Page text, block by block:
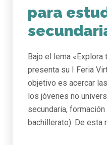
para
Bajo el lema
presenta su I Feria
objetivo es acercar
los jóvenes no
secundaria,
bachillerato). De esta